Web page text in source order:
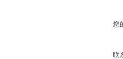
您
联